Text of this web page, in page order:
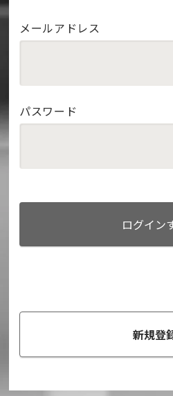
メールアドレス
パスワード
ログイン
新規登